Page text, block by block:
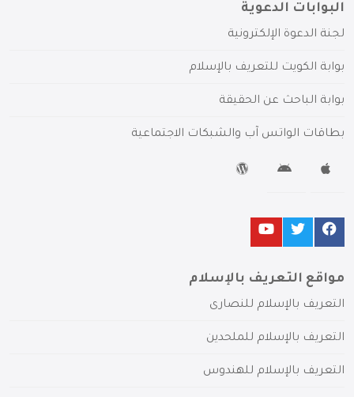
البوابات الدعوية
لجنة الدعوة الإلكترونية
بوابة الكويت للتعريف بالإسلام
بوابة الباحث عن الحقيقة
بطاقات الواتس آب والشبكات الاجتماعية
مواقع التعريف بالإسلام
التعريف بالإسلام للنصارى
التعريف بالإسلام للملحدين
التعريف بالإسلام للهندوس